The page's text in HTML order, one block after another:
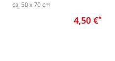
ca. 50 x 70 cm
4,50 €*